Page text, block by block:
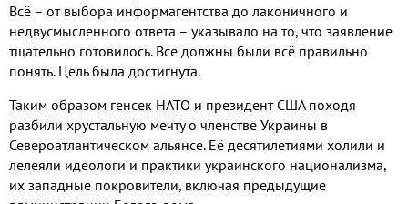
Всё – от выбора информагентства до лаконичного и
недвусмысленного ответа – указывало на то, что заявление
тщательно готовилось. Все должны были всё правильно
понять. Цель была достигнута.
Таким образом генсек НАТО и президент США походя
разбили хрустальную мечту о членстве Украины в
Североатлантическом альянсе. Её десятилетиями холили и
лелеяли идеологи и практики украинского национализма,
их западные покровители, включая предыдущие